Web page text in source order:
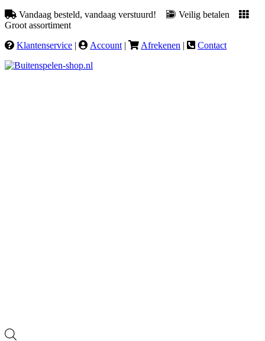
Vandaag besteld, vandaag verstuurd!
Veilig betalen
Groot assortiment
Klantenservice | Account | Afrekenen | Contact